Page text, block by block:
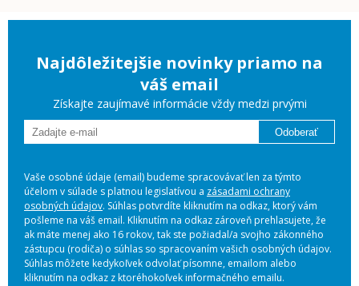
Najdôležitejšie novinky priamo na
váš email
Získajte zaujímavé informácie vždy medzi prvými
Odoberať
Vaše osobné údaje (email) budeme spracovávať len za týmto
účelom v súlade s platnou legislatívou a zásadami ochrany
osobných údajov. Súhlas potvrdíte kliknutím na odkaz, ktorý vám
pošleme na váš email. Kliknutím na odkaz zároveň prehlasujete, že
ak máte menej ako 16 rokov, tak ste požiadal/a svojho zákonného
zástupcu (rodiča) o súhlas so spracovaním vašich osobných údajov.
Súhlas môžete kedykoľvek odvolať písomne, emailom alebo
kliknutím na odkaz z ktoréhokoľvek informačného emailu.